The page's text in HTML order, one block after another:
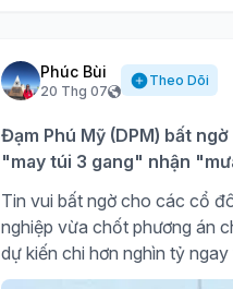
Phúc Bùi
20 Thg 07
Theo Dõi
Đạm Phú Mỹ (DPM) bất
"may túi 3 gang" nhận
Tin vui bất ngờ cho các cổ
nghiệp vừa chốt phương án
dự kiến chi hơn nghìn tỷ